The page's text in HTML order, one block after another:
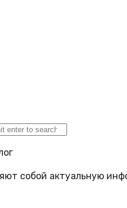
собой актуальную